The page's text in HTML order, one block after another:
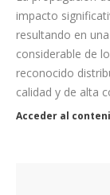
impacto
resultando en
considerable de
reconocido
calidad y de alta
Acceder al